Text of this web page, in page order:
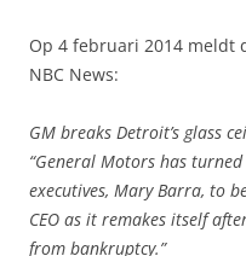
Op 4 februari 2014 meldt
NBC News:
GM breaks Detroit’s glass
“General Motors has
executives, Mary Barra, to
CEO as it remakes itself
from bankruptcy.”